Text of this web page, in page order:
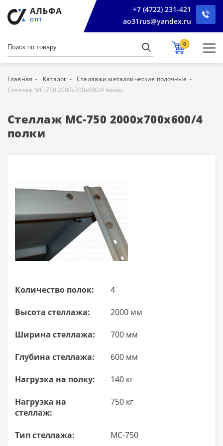
+7 (4722) 231-421
ao31rus@yandex.ru
0
Главная Каталог
Стеллажи металлические полочные
Стеллаж МС-750 2000х700х600/4 полки
Стеллаж МС-750 2000х700х600/4
полки
Количество полок: 4
Высота стеллажа: 2000 мм
Ширина стеллажа: 700 мм
Глубина стеллажа: 600 мм
Нагрузка на полку: 140 кг
Нагрузка на
стеллаж:
750 кг
Тип стеллажа: МС-750